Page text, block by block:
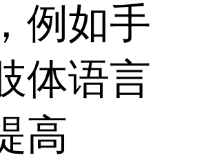
例如手
体语言
高